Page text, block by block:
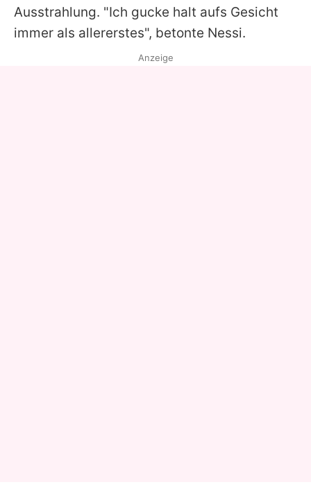
Ausstrahlung. "Ich gucke halt aufs Gesicht
immer als allererstes", betonte Nessi.
Anzeige